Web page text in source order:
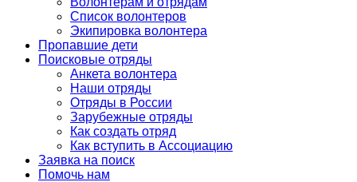
Список волонтеров
Экипировка волонтера
Пропавшие дети
Поисковые отряды
Анкета волонтера
Наши отряды
Отряды в России
Зарубежные отряды
Как создать отряд
Как вступить в Ассоциацию
Заявка на поиск
Помочь нам